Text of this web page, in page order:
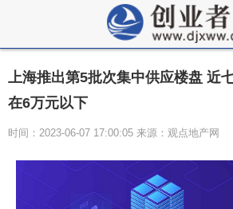
上海推出第5批次集中供应楼盘 近
在6万元以下
时间：2023-06-07 17:00:05 来源：观点地产网